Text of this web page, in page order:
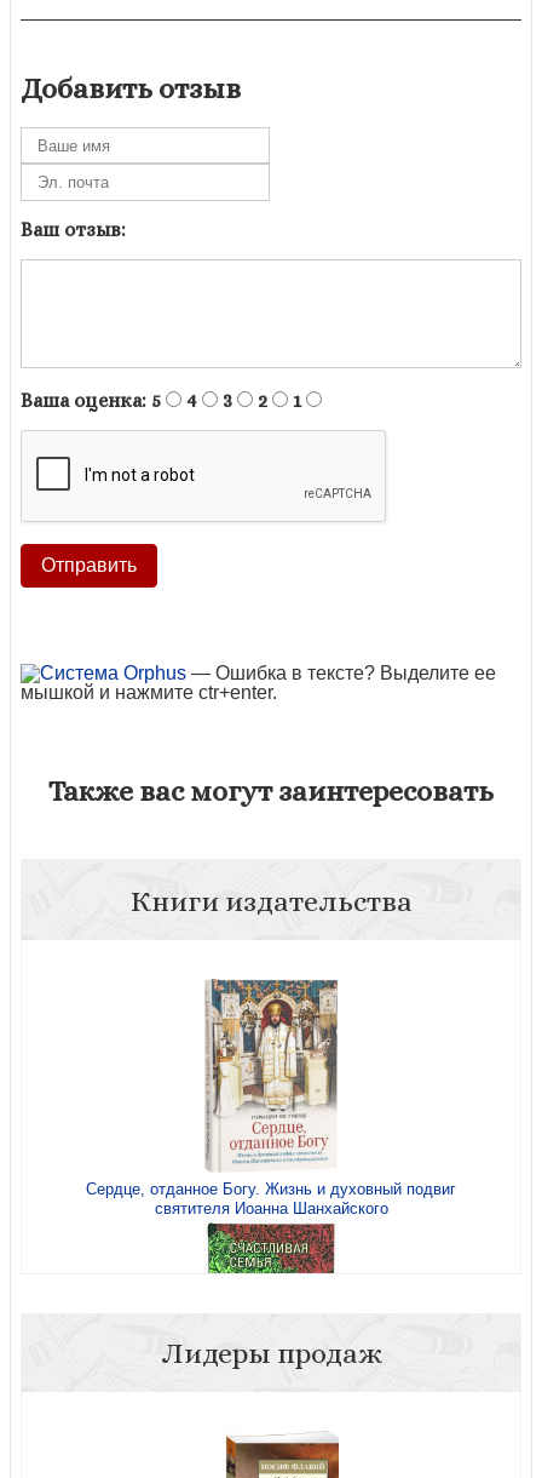
Добавить отзыв
Ваш отзыв:
Ваша оценка: 5 4 3 2 1
— Ошибка в тексте? Выделите ее
мышкой и нажмите ctr+enter.
Также вас могут заинтересовать
Книги издательства
Сердце, отданное Богу. Жизнь и духовный подвиг
святителя Иоанна Шанхайского
Счастливая семья: создать и сохранить
Лидеры продаж